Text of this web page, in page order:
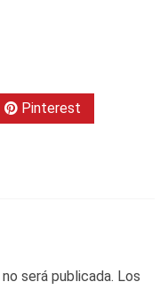
Pinterest
será publicada. Los